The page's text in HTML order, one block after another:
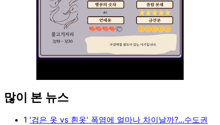
많이 본 뉴스
1 '검은 옷 vs 흰옷' 폭염에 얼마나 차이날까?...수도권